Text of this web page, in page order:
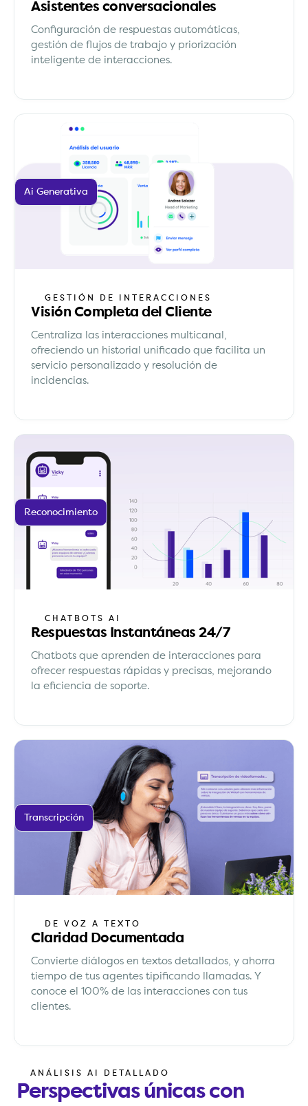
Asistentes conversacionales
Configuración de respuestas automáticas,
gestión de flujos de trabajo y priorización
inteligente de interacciones.
Ai Generativa
GESTIÓN DE INTERACCIONES
Visión Completa del Cliente
Centraliza las interacciones multicanal,
ofreciendo un historial unificado que facilita un
servicio personalizado y resolución de
incidencias.
Reconocimiento
CHATBOTS AI
Respuestas Instantáneas 24/7
Chatbots que aprenden de interacciones para
ofrecer respuestas rápidas y precisas, mejorando
la eficiencia de soporte.
Transcripción
DE VOZ A TEXTO
Claridad Documentada
Convierte diálogos en textos detallados, y ahorra
tiempo de tus agentes tipificando llamadas. Y
conoce el 100% de las interacciones con tus
clientes.
ANÁLISIS AI DETALLADO
Perspectivas únicas con